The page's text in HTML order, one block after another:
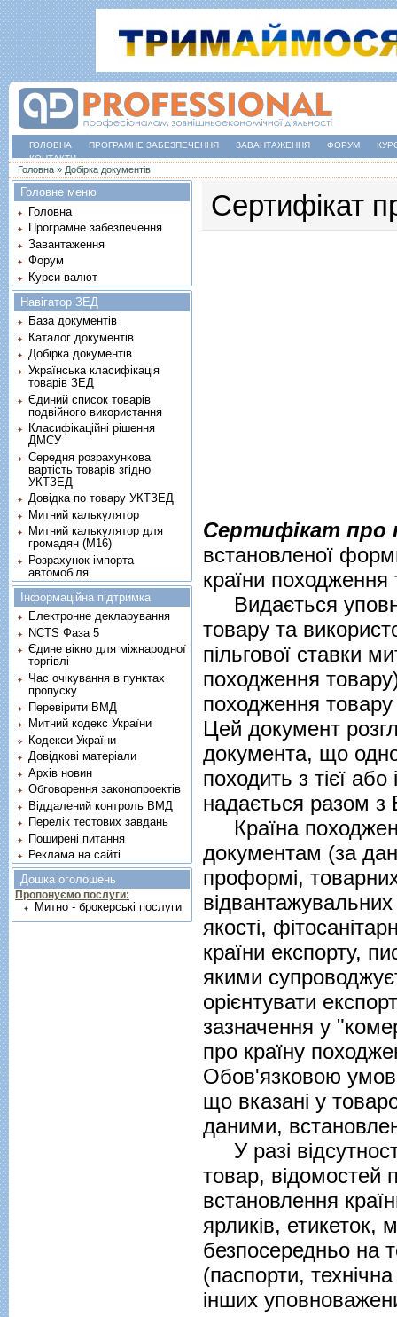
ГОЛОВНА ПРОГРАМНЕ ЗАБЕЗПЕЧЕННЯ ЗАВАНТАЖЕННЯ ФОРУМ
КОНТАКТИ
Ви є тут
Головна » Добірка документів
Сертифікат
Сертифікат про
встановленої
країни походження
Видається
товару та
пільгової ставки
походження
походження
Цей документ
документа, що
походить з тієї
надається разом з
Країна
документам (за
проформi,
якостi,
країни експорту,
якими
орієнтувати
зазначення у
про країну
Обов'язковою
що вказані у
даними,
У разi
товар, вiдомостей
встановлення
ярликiв, етикеток,
безпосередньо на
(паспорти,
iнших
Головне меню
Головна
Програмне забезпечення
Завантаження
Форум
Курси валют
Навігатор ЗЕД
База документів
Каталог документів
Добірка документів
Українська класифікація
товарів ЗЕД
Єдиний список товарів
подвійного використання
Класифікаційні рішення
ДМСУ
Середня розрахункова
вартість товарів згідно
УКТЗЕД
Довідка по товару УКТЗЕД
Митний калькулятор
Митний калькулятор для
громадян (М16)
Розрахунок імпорта
автомобіля
Інформаційна підтримка
Електронне декларування
NCTS Фаза 5
Єдине вікно для міжнародної
торгівлі
Час очікування в пунктах
пропуску
Перевірити ВМД
Митний кодекс України
Кодекси України
Довідкові матеріали
Архів новин
Обговорення законопроектів
Віддалений контроль ВМД
Перелік тестових завдань
Поширені питання
Реклама на сайті
Дошка оголошень
Пропонуємо послуги:
Митно - брокерські послуги